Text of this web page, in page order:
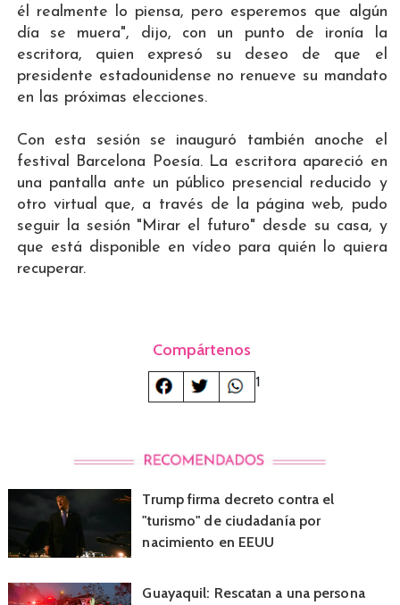
él realmente lo piensa, pero esperemos que algún
día se muera", dijo, con un punto de ironía la
escritora, quien expresó su deseo de que el
presidente estadounidense no renueve su mandato
en las próximas elecciones.
Con esta sesión se inauguró también anoche el
festival Barcelona Poesía. La escritora apareció en
una pantalla ante un público presencial reducido y
otro virtual que, a través de la página web, pudo
seguir la sesión "Mirar el futuro" desde su casa, y
que está disponible en vídeo para quién lo quiera
recuperar.
Compártenos
1
Trump firma decreto contra el
"turismo" de ciudadanía por
nacimiento en EEUU
Guayaquil: Rescatan a una persona